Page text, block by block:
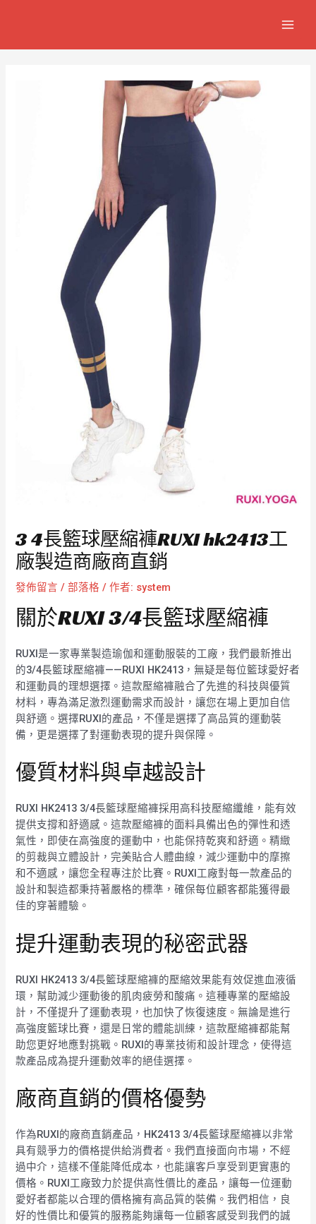
3 4長籃球壓縮褲RUXI hk2413工
廠製造商廠商直銷
發佈留言 /部落格 / 作者: system
關於RUXI 3/4長籃球壓縮褲
RUXI是一家專業製造瑜伽和運動服裝的工廠，我們最新推出
的3/4長籃球壓縮褲——RUXI HK2413，無疑是每位籃球愛好者
和運動員的理想選擇。這款壓縮褲融合了先進的科技與優質
材料，專為滿足激烈運動需求而設計，讓您在場上更加自信
與舒適。選擇RUXI的產品，不僅是選擇了高品質的運動裝
備，更是選擇了對運動表現的提升與保障。
優質材料與卓越設計
RUXI HK2413 3/4長籃球壓縮褲採用高科技壓縮纖維，能有效
提供支撐和舒適感。這款壓縮褲的面料具備出色的彈性和透
氣性，即使在高強度的運動中，也能保持乾爽和舒適。精緻
的剪裁與立體設計，完美貼合人體曲線，減少運動中的摩擦
和不適感，讓您全程專注於比賽。RUXI工廠對每一款產品的
設計和製造都秉持著嚴格的標準，確保每位顧客都能獲得最
佳的穿著體驗。
提升運動表現的秘密武器
RUXI HK2413 3/4長籃球壓縮褲的壓縮效果能有效促進血液循
環，幫助減少運動後的肌肉疲勞和酸痛。這種專業的壓縮設
計，不僅提升了運動表現，也加快了恢復速度。無論是進行
高強度籃球比賽，還是日常的體能訓練，這款壓縮褲都能幫
助您更好地應對挑戰。RUXI的專業技術和設計理念，使得這
款產品成為提升運動效率的絕佳選擇。
廠商直銷的價格優勢
作為RUXI的廠商直銷產品，HK2413 3/4長籃球壓縮褲以非常
具有競爭力的價格提供給消費者。我們直接面向市場，不經
過中介，這樣不僅能降低成本，也能讓客戶享受到更實惠的
價格。RUXI工廠致力於提供高性價比的產品，讓每一位運動
愛好者都能以合理的價格擁有高品質的裝備。我們相信，良
好的性價比和優質的服務能夠讓每一位顧客感受到我們的誠